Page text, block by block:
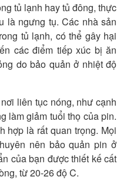
tủ lạnh hay tủ đông, thực
là ngưng tụ. Các nhà sản
tủ lạnh, có thể gây hại
các điểm tiếp xúc bị ăn
do bảo quản ở nhiệt độ
liên tục nóng, như cạnh
làm giảm tuổi thọ của pin.
hợp là rất quan trọng. Mọi
nên bảo quản pin ở
của bạn được thiết kế cất
từ 20-26 độ C.